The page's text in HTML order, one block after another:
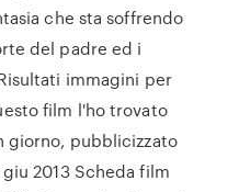
che sta soffrendo
del padre ed i
immagini per
film l'ho trovato
giorno, pubblicizzato
2013 Scheda film